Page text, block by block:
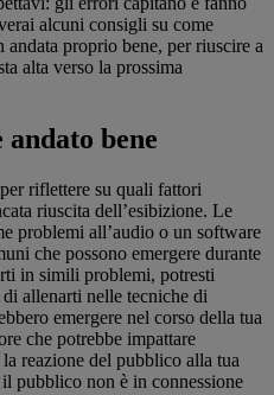
alcuni consigli su come
proprio bene, per riuscire a
alta verso la prossima
bene
riflettere su quali fattori
riuscita dell’esibizione. Le
problemi all’audio o un software
che possono emergere durante
in simili problemi, potresti
allenarti nelle tecniche di
emergere nel corso della tua
che potrebbe impattare
reazione del pubblico alla tua
pubblico non è in connessione